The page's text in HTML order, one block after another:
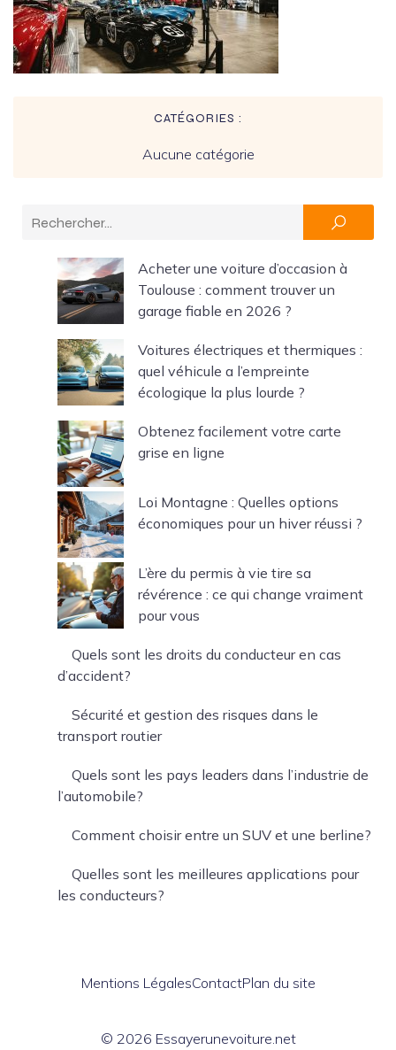
CATÉGORIES :
Aucune catégorie
Acheter une voiture d’occasion à
Toulouse : comment trouver un
garage fiable en 2026 ?
Voitures électriques et thermiques :
quel véhicule a l’empreinte
écologique la plus lourde ?
Obtenez facilement votre carte
grise en ligne
Loi Montagne : Quelles options
économiques pour un hiver réussi ?
L’ère du permis à vie tire sa
révérence : ce qui change vraiment
pour vous
Quels sont les droits du conducteur en cas
d’accident?
Sécurité et gestion des risques dans le
transport routier
Quels sont les pays leaders dans l’industrie de
l’automobile?
Comment choisir entre un SUV et une berline?
Quelles sont les meilleures applications pour
les conducteurs?
© 2026 Essayerunevoiture.net
Mentions LégalesContactPlan du site